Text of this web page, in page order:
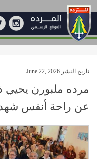
تاريخ النشر June 22, 2026
مرده ملبورن
عن راحة أنفس شهداء ١٣